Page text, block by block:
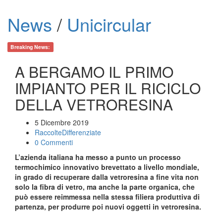
News / Unicircular
Breaking News:
A BERGAMO IL PRIMO
IMPIANTO PER IL RICICLO
DELLA VETRORESINA
5 Dicembre 2019
RaccolteDifferenziate
0 Commenti
L’azienda italiana ha messo a punto un processo
termochimico innovativo brevettato a livello mondiale,
in grado di recuperare dalla vetroresina a fine vita non
solo la fibra di vetro, ma anche la parte organica, che
può essere reimmessa nella stessa filiera produttiva di
partenza, per produrre poi nuovi oggetti in vetroresina.